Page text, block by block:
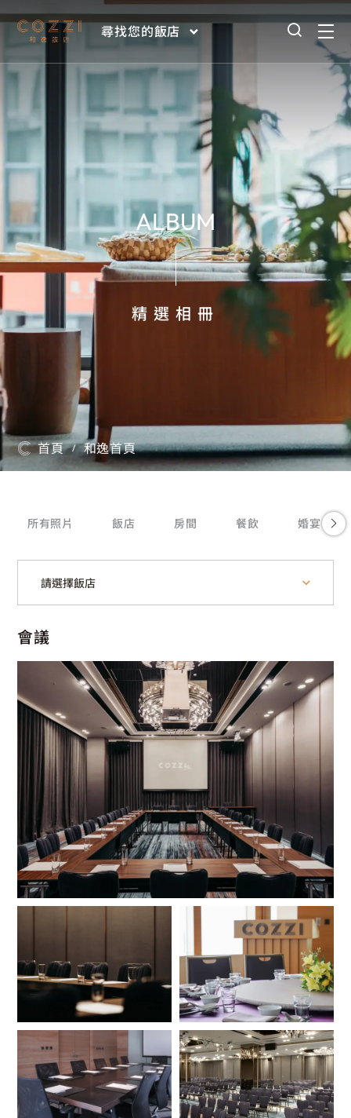
尋找您的飯店
ALBUM
精選相冊
首頁 / 和逸首頁
所有照片 飯店 房間 餐飲 婚宴
請選擇飯店
會議
和逸飯店
和逸飯店
和逸飯店
和逸飯店
和逸飯店